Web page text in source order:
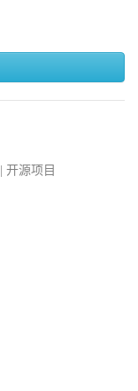
开源项目